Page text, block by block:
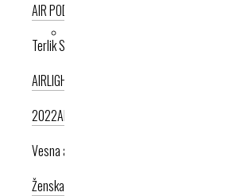
AIR PODPLAT
Terlik Sabo
AIRLIGHT PODPLAT II. NOVI
AIRLIGHT PODPLAT I.
2022AIRLIGHT PODPLAT I. KRIŽNI PAŠČEK
Vesna anatomic
Ženska kolekcija